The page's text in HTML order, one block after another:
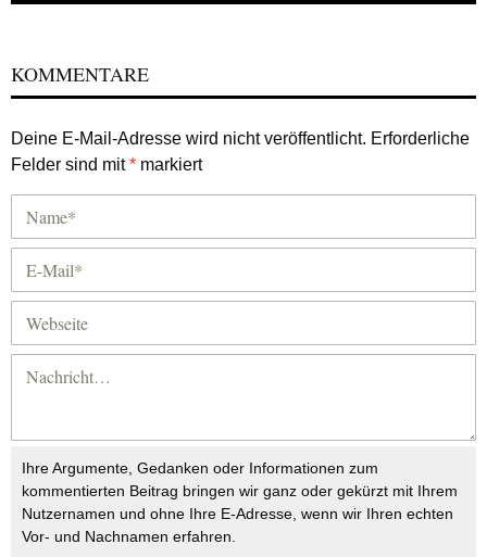
KOMMENTARE
Deine E-Mail-Adresse wird nicht veröffentlicht. Erforderliche
Felder sind mit* markiert
Ihre Argumente, Gedanken oder Informationen zum
kommentierten Beitrag bringen wir ganz oder gekürzt mit Ihrem
Nutzernamen und ohne Ihre E-Adresse, wenn wir Ihren echten
Vor- und Nachnamen erfahren.